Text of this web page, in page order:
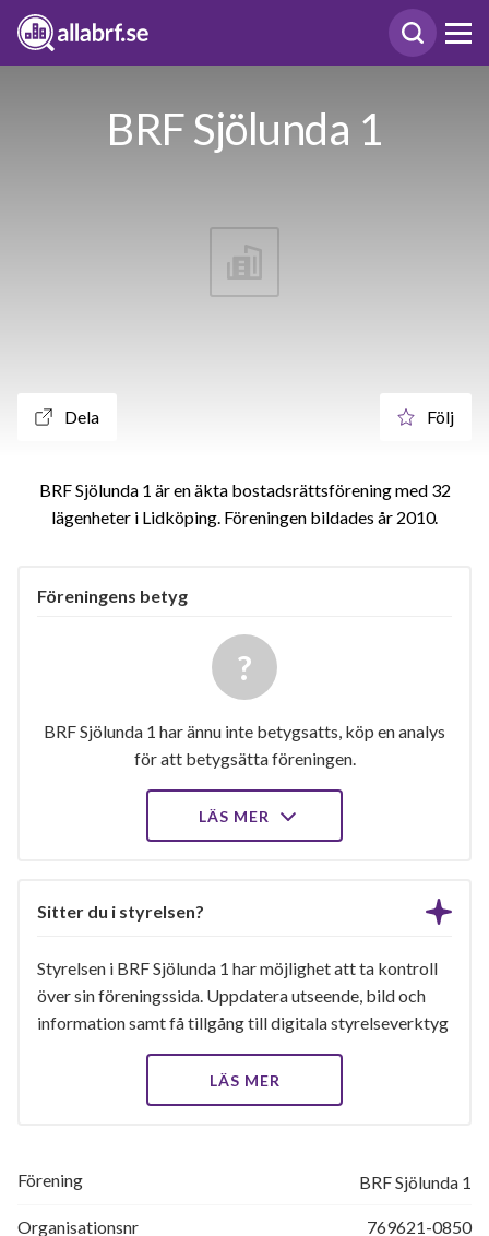
BRF Sjölunda 1
Dela Följ
BRF Sjölunda 1 är en äkta bostadsrättsförening med 32
lägenheter i Lidköping. Föreningen bildades år 2010
Föreningens betyg
BRF Sjölunda 1 har ännu inte betygsatts, köp en analys
för att betygsätta föreningen.
LÄS MER
Sitter du i styrelsen?
Styrelsen i BRF Sjölunda 1 har möjlighet att ta kontroll
över sin föreningssida. Uppdatera utseende, bild och
information samt få tillgång till digitala styrelseverktyg
LÄS MER
Förening BRF Sjölunda 1
Organisationsnr 769621-0850